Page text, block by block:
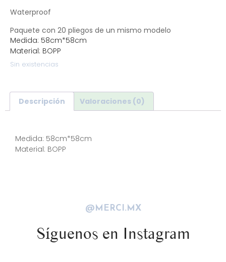
Waterproof
Paquete con 20 pliegos de un mismo modelo
Medida: 58cm*58cm
Material: BOPP
Sin existencias
Descripción Valoraciones (0)
Medida: 58cm*58cm
Material: BOPP
@MERCI.MX
Síguenos en Instagram